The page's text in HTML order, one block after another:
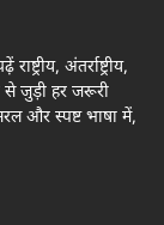
अंतर्राष्ट्रीय,
से जुड़ी हर जरूरी
और स्पष्ट भाषा में,